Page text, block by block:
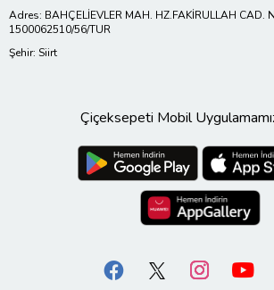
Adres: BAHÇELİEVLER MAH. HZ.FAKİRULLAH CAD.
1500062510/56/TUR
Şehir: Siirt
Çiçeksepeti Mobil